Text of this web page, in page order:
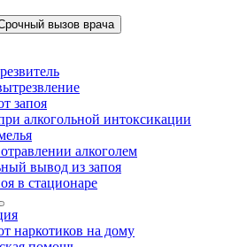
вызов врача
запоя
алкогольной интоксикации
алкоголем
вывод из запоя
в стационаре
наркотиков на дому